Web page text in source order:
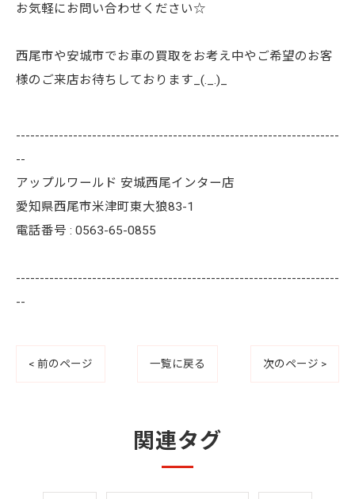
お気軽にお問い合わせください☆
西尾市や安城市でお車の買取をお考え中やご希望のお客
様のご来店お待ちしております_(._.)_
--------------------------------------------------------------------
--
アップルワールド 安城西尾インター店
愛知県西尾市米津町東大狼83-1
電話番号 : 0563-65-0855
--------------------------------------------------------------------
--
< 前のページ 一覧に戻る 次のページ >
関連タグ